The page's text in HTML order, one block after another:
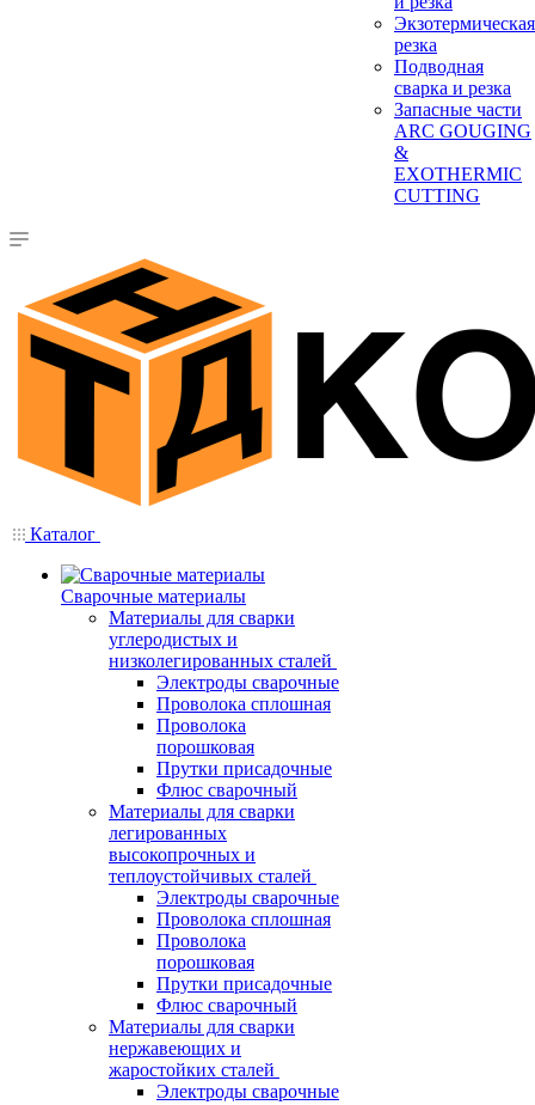
Экзотермическая
резка
Подводная
сварка и резка
Запасные части
ARC GOUGING
&
EXOTHERMIC
CUTTING
Каталог
Сварочные материалы
Материалы для сварки
углеродистых и
низколегированных сталей
Электроды сварочные
Проволока сплошная
Проволока
порошковая
Прутки присадочные
Флюс сварочный
Материалы для сварки
легированных
высокопрочных и
теплоустойчивых сталей
Электроды сварочные
Проволока сплошная
Проволока
порошковая
Прутки присадочные
Флюс сварочный
Материалы для сварки
нержавеющих и
жаростойких сталей
Электроды сварочные